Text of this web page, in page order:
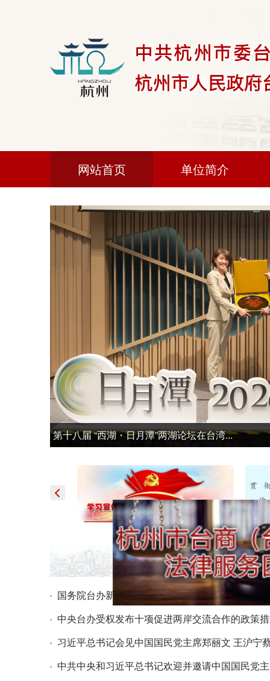
网站首页 单位简介
第十八届 “西湖・日月潭”两湖论坛在台湾...
国务院台办新闻发布会辑录（2026-04-22）
中央台办受权发布十项促进两岸交流合作的政策
习近平总书记会见中国国民党主席郑丽文 王沪宁
中共中央和习近平总书记欢迎并邀请中国国民党